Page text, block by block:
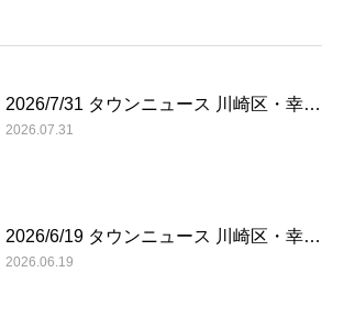
2026/7/31 タウンニュース 川崎区・幸…
2026.07.31
2026/6/19 タウンニュース 川崎区・幸…
2026.06.19